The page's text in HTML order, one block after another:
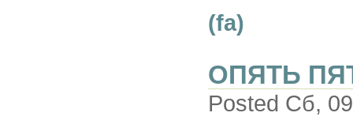
(fa)
ОПЯТЬ
Posted Сб,